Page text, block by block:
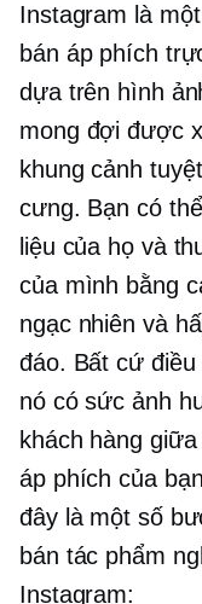
Instagram là
bán áp phích
dựa trên hình
mong đợi được
khung cảnh
cưng. Bạn có
liệu của họ và
của mình bằng
ngạc nhiên và
đáo. Bất cứ
nó có sức ảnh
khách hàng giữa
áp phích của
đây là một số
bán tác phẩm
Instagram: